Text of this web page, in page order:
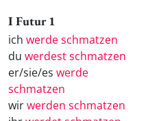
I Futur 1
ich werde schmatzen
du werdest schmatzen
er/sie/es werde
schmatzen
wirwerden schmatzen